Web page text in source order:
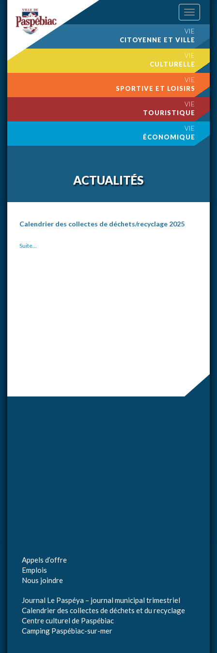
Toggle
navigation
VIE
CITOYENNE ET VILLE
VIE
CULTURELLE
VIE
SPORTIVE ET LOISIRS
VIE
TOURISTIQUE
VIE
ÉCONOMIQUE
ACTUALITÉS
Calendrier des collectes de déchets/recyclage 2025
Suite...
Appels d’offre
Emplois
Nous joindre
Journal Le Paspéya – journal municipal trimestriel
Calendrier des collectes de déchets et du recyclage
Centre culturel de Paspébiac
Camping Paspébiac-sur-mer